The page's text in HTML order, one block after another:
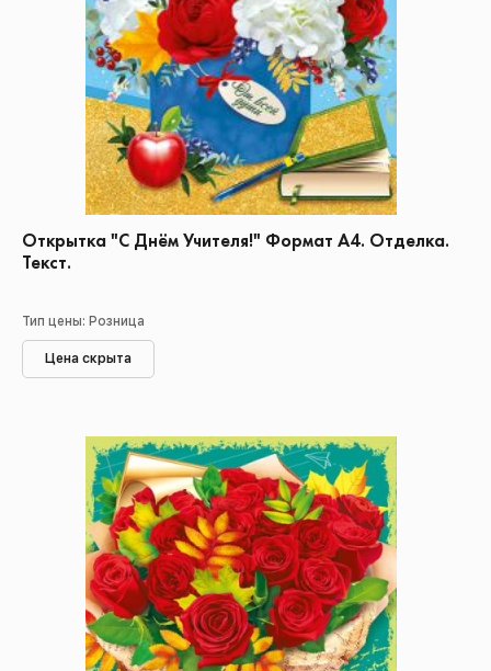
Открытка "С Днём Учителя!" Формат А4. Отделка.
Текст.
Тип цены: Розница
Цена скрыта